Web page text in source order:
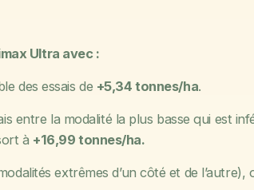
Ultra avec :
des essais de +5,34 tonnes/ha.
entre la modalité la plus basse qui est
à +16,99 tonnes/ha.
extrêmes d’un côté et de l’autre),